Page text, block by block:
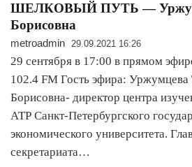
ШЕЛКОВЫЙ ПУТЬ —
Борисовна
metroadmin 29.09.2021 16:26
29 сентября в 17:00 в прямом
102.4 FM Гость эфира: Уржумцева
Борисовна- директор центра
АТР Санкт-Петербургского
экономического университета.
секретариата…